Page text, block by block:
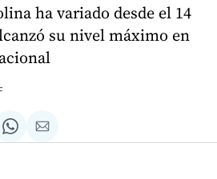
ha variado desde el 14
su nivel máximo en
Share
on
Compartir
via